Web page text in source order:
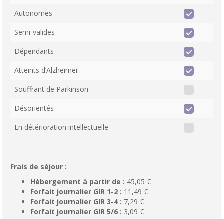
Autonomes
Semi-valides
Dépendants
Atteints d’Alzheimer
Souffrant de Parkinson
Désorientés
En détérioration intellectuelle
Frais de séjour :
Hébergement à partir de : 45,05 €
Forfait journalier GIR 1-2 : 11,49 €
Forfait journalier GIR 3-4 : 7,29 €
Forfait journalier GIR 5/6 : 3,09 €